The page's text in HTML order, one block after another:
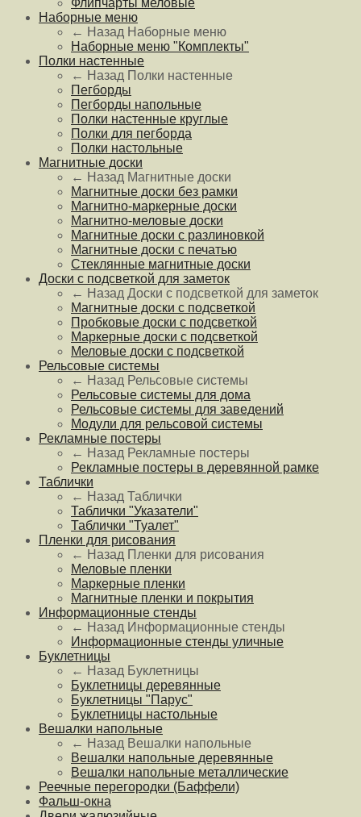
Флипчарты меловые
Наборные меню
← Назад Наборные меню
Наборные меню "Комплекты"
Полки настенные
← Назад Полки настенные
Пегборды
Пегборды напольные
Полки настенные круглые
Полки для пегборда
Полки настольные
Магнитные доски
← Назад Магнитные доски
Магнитные доски без рамки
Магнитно-маркерные доски
Магнитно-меловые доски
Магнитные доски с разлиновкой
Магнитные доски с печатью
Стеклянные магнитные доски
Доски с подсветкой для заметок
← Назад Доски с подсветкой для заметок
Магнитные доски с подсветкой
Пробковые доски с подсветкой
Маркерные доски с подсветкой
Меловые доски с подсветкой
Рельсовые системы
← Назад Рельсовые системы
Рельсовые системы для дома
Рельсовые системы для заведений
Модули для рельсовой системы
Рекламные постеры
← Назад Рекламные постеры
Рекламные постеры в деревянной рамке
Таблички
← Назад Таблички
Таблички "Указатели"
Таблички "Туалет"
Пленки для рисования
← Назад Пленки для рисования
Меловые пленки
Маркерные пленки
Магнитные пленки и покрытия
Информационные стенды
← Назад Информационные стенды
Информационные стенды уличные
Буклетницы
← Назад Буклетницы
Буклетницы деревянные
Буклетницы "Парус"
Буклетницы настольные
Вешалки напольные
← Назад Вешалки напольные
Вешалки напольные деревянные
Вешалки напольные металлические
Реечные перегородки (Баффели)
Фальш-окна